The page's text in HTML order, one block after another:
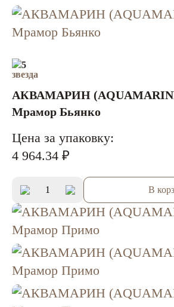
5
АКВАМАРИН
Мрамор Бьянко
Цена за упаковку:
4 964.34 ₽
В